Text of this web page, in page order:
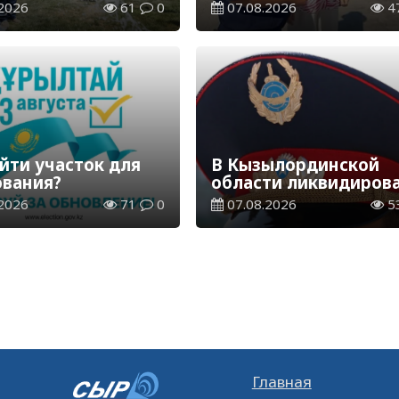
61 0
«Таза Қазақстан»
07.08.2026
участок для
71 0
В Кызылординской
области
группа нелегальных
добытчиков золота
07.08.2026
Главная